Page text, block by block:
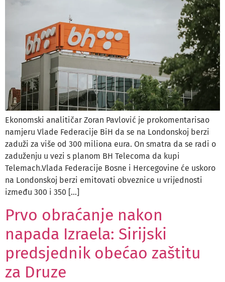
Ekonomski analitičar Zoran Pavlović je prokomentarisao
namjeru Vlade Federacije BiH da se na Londonskoj berzi
zaduži za više od 300 miliona eura. On smatra da se radi o
zaduženju u vezi s planom BH Telecoma da kupi
Telemach.Vlada Federacije Bosne i Hercegovine će uskoro
na Londonskoj berzi emitovati obveznice u vrijednosti
između 300 i 350 […]
Prvo obraćanje nakon
napada Izraela: Sirijski
predsjednik obećao zaštitu
za Druze